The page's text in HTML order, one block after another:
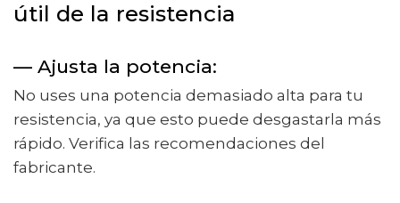
útil de la resistencia
— Ajusta la potencia:
No uses una potencia demasiado alta para tu
resistencia, ya que esto puede desgastarla más
rápido. Verifica las recomendaciones del
fabricante.